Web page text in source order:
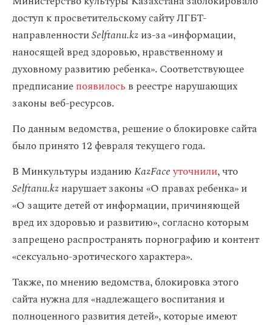
доступ к просветительскому сайту ЛГБТ-
направленностиSelftanu.kzиз-за «информации,
наносящей вред здоровью, нравственному и
духовному развитию ребенка». Соответствующее
предписаниепоявилось в реестре нарушающих
законы веб-ресурсов.
По данным ведомства, решение о блокировке сайта
было принято 12 февраля текущего года.
В Минкультуры изданиюKazFaceуточнили, что
Selftanu.kzнарушает законы «О правах ребенка» и
«О защите детей от информации, причиняющей
вред их здоровью и развитию», согласно которым
запрещено распространять порнографию и контент
«​​сексуально-эротического характера».
Также, по мнению ведомства, блокировка этого
сайта нужна для «надлежащего воспитания и
полноценного развития детей», которые имеют